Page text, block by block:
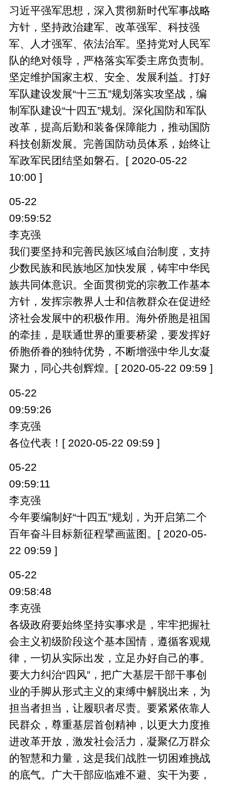
习近平强军思想，深入贯彻新时代军事战略
方针，坚持政治建军、改革强军、科技强
军、人才强军、依法治军。坚持党对人民军
队的绝对领导，严格落实军委主席负责制。
坚定维护国家主权、安全、发展利益。打好
军队建设发展“十三五”规划落实攻坚战，编
制军队建设“十四五”规划。深化国防和军队
改革，提高后勤和装备保障能力，推动国防
科技创新发展。完善国防动员体系，始终让
军政军民团结坚如磐石。[ 2020-05-22
10:00 ]
05-22
09:59:52
李克强
我们要坚持和完善民族区域自治制度，支持
少数民族和民族地区加快发展，铸牢中华民
族共同体意识。全面贯彻党的宗教工作基本
方针，发挥宗教界人士和信教群众在促进经
济社会发展中的积极作用。海外侨胞是祖国
的牵挂，是联通世界的重要桥梁，要发挥好
侨胞侨眷的独特优势，不断增强中华儿女凝
聚力，同心共创辉煌。[ 2020-05-22 09:59 ]
05-22
09:59:26
李克强
各位代表！[ 2020-05-22 09:59 ]
05-22
09:59:11
李克强
今年要编制好“十四五”规划，为开启第二个
百年奋斗目标新征程擘画蓝图。[ 2020-05-
22 09:59 ]
05-22
09:58:48
李克强
各级政府要始终坚持实事求是，牢牢把握社
会主义初级阶段这个基本国情，遵循客观规
律，一切从实际出发，立足办好自己的事。
要大力纠治“四风”，把广大基层干部干事创
业的手脚从形式主义的束缚中解脱出来，为
担当者担当，让履职者尽责。要紧紧依靠人
民群众，尊重基层首创精神，以更大力度推
进改革开放，激发社会活力，凝聚亿万群众
的智慧和力量，这是我们战胜一切困难挑战
的底气。广大干部应临难不避、实干为要，